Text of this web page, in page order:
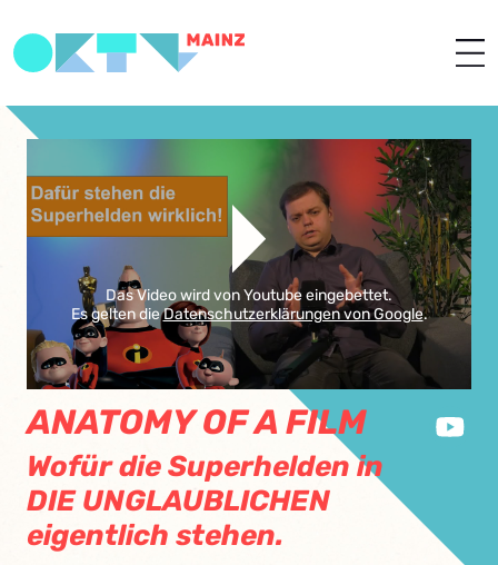
Das Video wird von Youtube eingebettet.
Es gelten dieDatenschutzerklärungen von Google.
ANATOMY OF A FILM
Wofür die Superhelden in
DIE UNGLAUBLICHEN
eigentlich stehen.